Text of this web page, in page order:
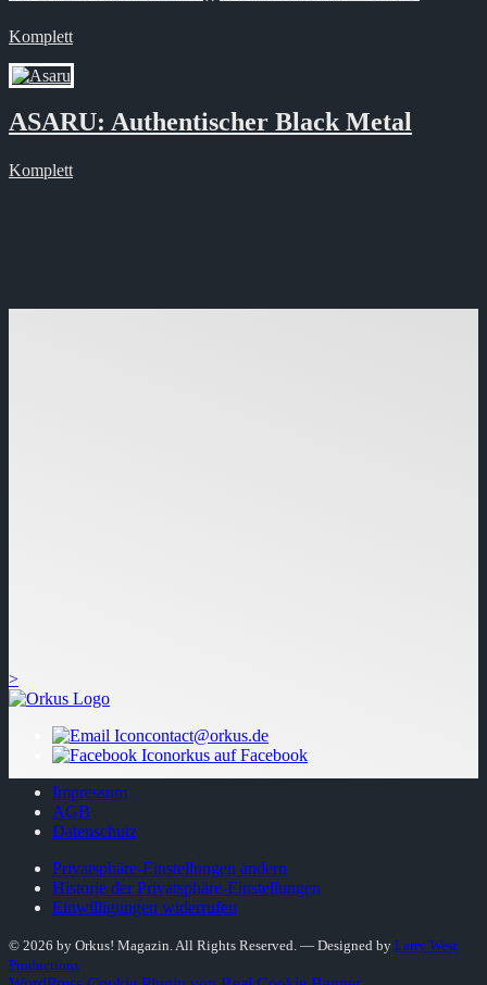
Komplett
ASARU: Authentischer Black Metal
Komplett
>
contact@orkus.de
orkus auf Facebook
Impressum
AGB
Datenschutz
Privatsphäre-Einstellungen ändern
Historie der Privatsphäre-Einstellungen
Einwilligungen widerrufen
© 2026 by Orkus! Magazin. All Rights Reserved. ― Designed by Larry West
Productions